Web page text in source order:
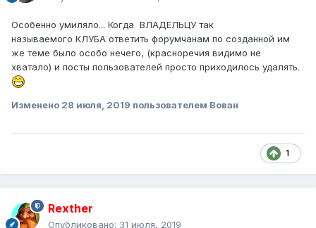
Особенно умиляло... Когда ВЛАДЕЛЬЦУ так
называемого КЛУБА ответить форумчанам по созданной им
же теме было особо нечего, (красноречия видимо не
хватало) и посты пользователей просто приходилось удалять.
Изменено 28 июля, 2019 пользователем Вован
1
Rexther
Опубликовано: 31 июля, 2019